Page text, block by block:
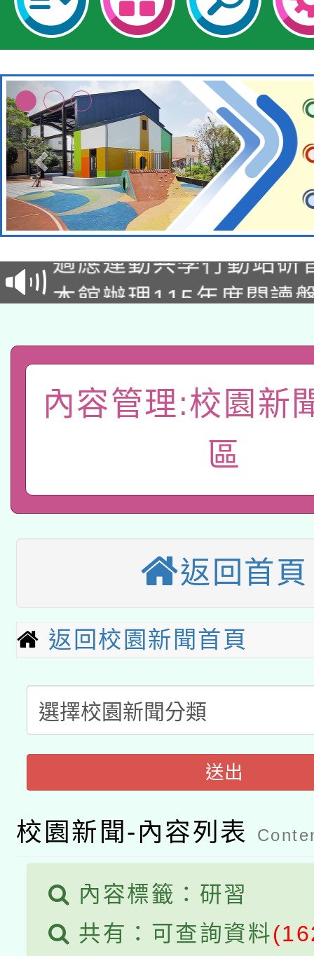
本校115學年度第2次
招)
本館辦理115年度閱讀
礎課程
A3數位素養講師名單
「數位內容與教學軟體
有關大陸委員會函釋公
薪期間赴陸應申請許可
轉知經濟部水利署委託
業技術研究院辦理「
用水績優單位及節水達
115年8月22日(星期六
桃園市孔廟祈福系列
開 智慧啟航」
本校115學年度第2次
招甄選結果公告(無人
招)
本館辦理115年度閱讀
礎課程
A3數位素養講師名單
「數位內容與教學軟體
有關大陸委員會函釋公
薪期間赴陸應申請許可
業技術研究院辦理「
用水績優單位及節水達
動」
115年8月22日(星期六
桃園市孔廟祈福系列
開 智慧啟航」
2026年桃園地景藝術
內容管理:校園新
區
返回首頁
返回校園新聞首頁
送出
校園新聞-內容列表
內容標籤：研習
共有：可查詢資料